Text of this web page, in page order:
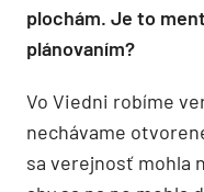
plochám. Je to
plánovaním?
Vo Viedni robíme
nechávame
sa verejnosť mohla